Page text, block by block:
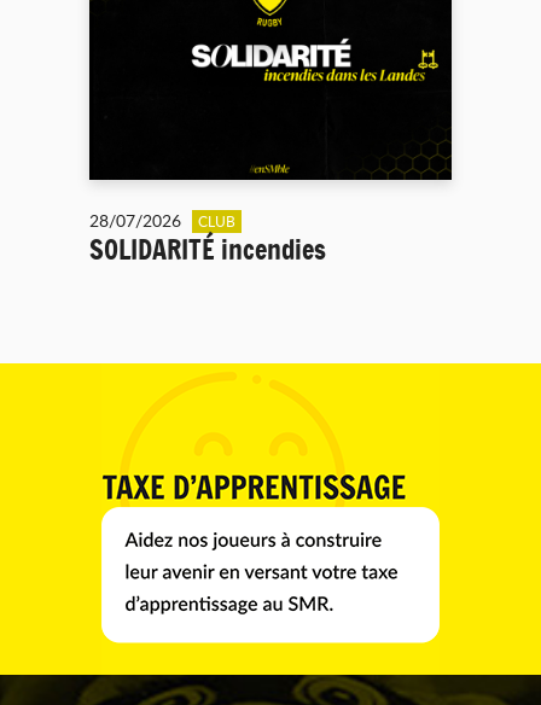
28/07/2026 CLUB
SOLIDARITÉ incendies